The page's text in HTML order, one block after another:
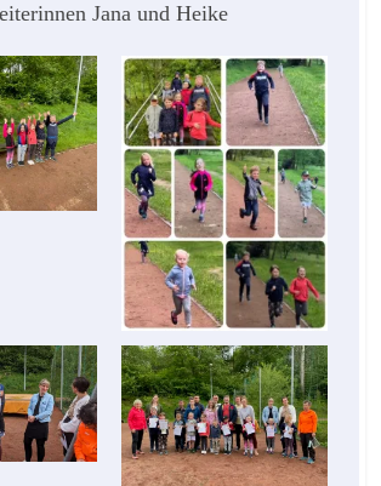
Jana und Heike